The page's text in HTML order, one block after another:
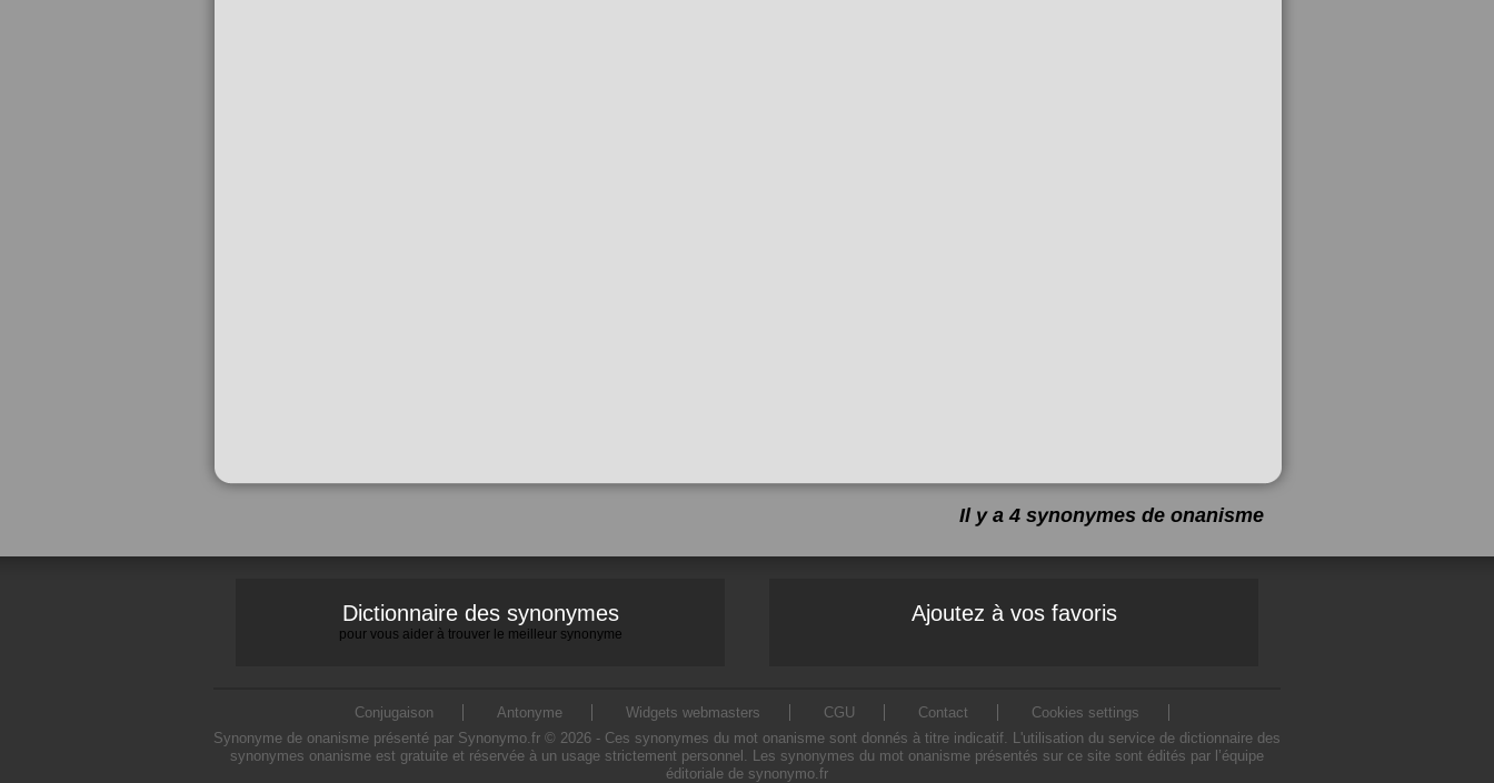
Il y a 4 synonymes de onanisme
Dictionnaire des synonymes
pour vous aider à trouver le meilleur synonyme
Ajoutez à vos favoris
Conjugaison Antonyme Widgets webmasters CGU Contact
Cookies settings
Synonyme de onanisme présenté par Synonymo.fr © 2026 - Ces synonymes du mot onanisme sont donnés à titre indicatif. L'utilisation du service de dictionnaire des
synonymes onanisme est gratuite et réservée à un usage strictement personnel. Les synonymes du mot onanisme présentés sur ce site sont édités par l’équipe
éditoriale de synonymo.fr